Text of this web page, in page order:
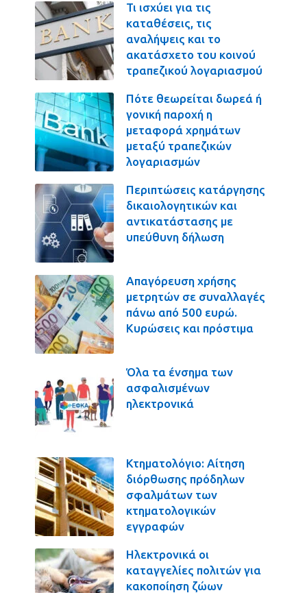
Τι ισχύει για τις
καταθέσεις, τις
αναλήψεις και το
ακατάσχετο του κοινού
τραπεζικού λογαριασμού
Πότε θεωρείται δωρεά ή
γονική παροχή η
μεταφορά χρημάτων
μεταξύ τραπεζικών
λογαριασμών
Περιπτώσεις κατάργησης
δικαιολογητικών και
αντικατάστασης με
υπεύθυνη δήλωση
Απαγόρευση χρήσης
μετρητών σε συναλλαγές
πάνω από 500 ευρώ.
Κυρώσεις και πρόστιμα
Όλα τα ένσημα των
ασφαλισμένων
ηλεκτρονικά
Κτηματολόγιο: Αίτηση
διόρθωσης πρόδηλων
σφαλμάτων των
κτηματολογικών
εγγραφών
Ηλεκτρονικά οι
καταγγελίες πολιτών για
κακοποίηση ζώων